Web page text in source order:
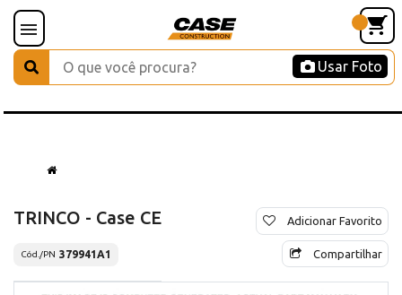
Usar Foto
TRINCO - Case CE
Cód./PN 379941A1
Adicionar Favorito
Compartilhar